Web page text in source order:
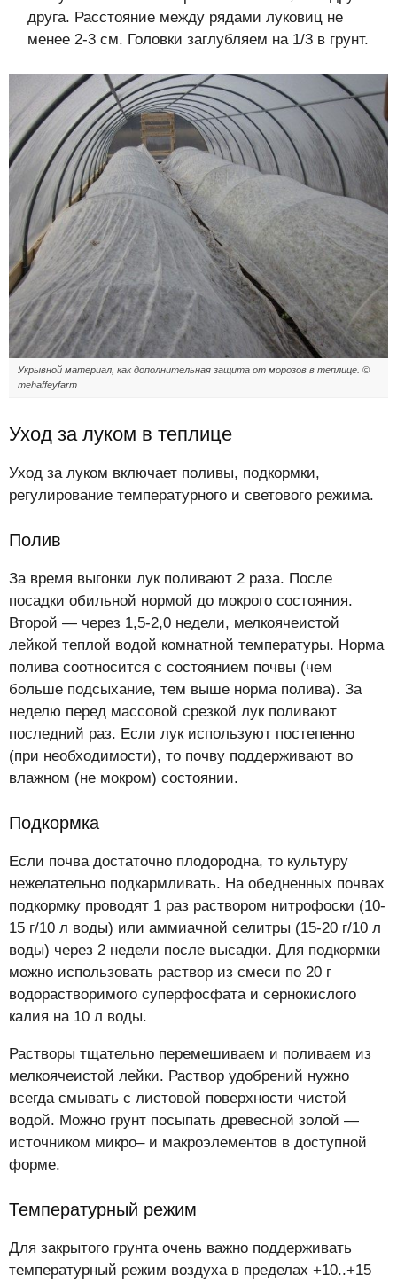
друга. Расстояние между рядами луковиц не
менее 2-3 см. Головки заглубляем на 1/3 в грунт.
Укрывной материал, как дополнительная защита от морозов в теплице. ©
mehaffeyfarm
Уход за луком в теплице
Уход за луком включает поливы, подкормки,
регулирование температурного и светового режима.
Полив
За время выгонки лук поливают 2 раза. После
посадки обильной нормой до мокрого состояния.
Второй — через 1,5-2,0 недели, мелкоячеистой
лейкой теплой водой комнатной температуры. Норма
полива соотносится с состоянием почвы (чем
больше подсыхание, тем выше норма полива). За
неделю перед массовой срезкой лук поливают
последний раз. Если лук используют постепенно
(при необходимости), то почву поддерживают во
влажном (не мокром) состоянии.
Подкормка
Если почва достаточно плодородна, то культуру
нежелательно подкармливать. На обедненных почвах
подкормку проводят 1 раз раствором нитрофоски (10-
15 г/10 л воды) или аммиачной селитры (15-20 г/10 л
воды) через 2 недели после высадки. Для подкормки
можно использовать раствор из смеси по 20 г
водорастворимого суперфосфата и сернокислого
калия на 10 л воды.
Растворы тщательно перемешиваем и поливаем из
мелкоячеистой лейки. Раствор удобрений нужно
всегда смывать с листовой поверхности чистой
водой. Можно грунт посыпать древесной золой —
источником микро– и макроэлементов в доступной
форме.
Температурный режим
Для закрытого грунта очень важно поддерживать
температурный режим воздуха в пределах +10..+15